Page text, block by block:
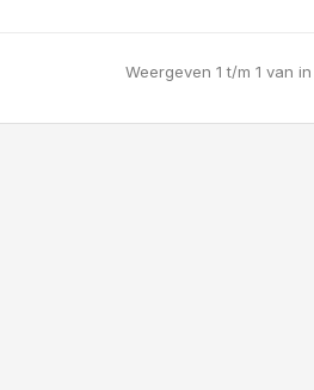
Weergeven 1 t/m 1 van